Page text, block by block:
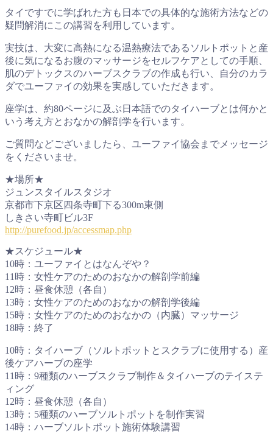
タイですでに学ばれた方も日本での具体的な施術方法などの
疑問解消にこの講習を利用しています。
実技は、大変に高熱になる温熱療法であるソルトポットと産
後に気になるお腹のマッサージをセルフケアとしての手順、
肌のデトックスのハーブスクラブの作成も行い、自分のカラ
ダでユーファイの効果を実感していただきます。
座学は、約80ページに及ぶ日本語でのタイハーブとは何かと
いう考え方とおなかの解剖学を行います。
ご質問などございましたら、ユーファイ協会までメッセージ
をくださいませ。
★場所★
ジュンスタイルスタジオ
京都市下京区四条寺町下る300m東側
しきさい寺町ビル3F
http://purefood.jp/accessmap.php
★スケジュール★
10時：ユーファイとはなんぞや？
11時：女性ケアのためのおなかの解剖学前編
12時：昼食休憩（各自）
13時：女性ケアのためのおなかの解剖学後編
15時：女性ケアのためのおなかの（内臓）マッサージ
18時：終了
10時：タイハーブ（ソルトポットとスクラブに使用する）産
後ケアハーブの座学
11時：9種類のハーブスクラブ制作＆タイハーブのテイステ
ィング
12時：昼食休憩（各自）
13時：5種類のハーブソルトポットを制作実習
14時：ハーブソルトポット施術体験講習